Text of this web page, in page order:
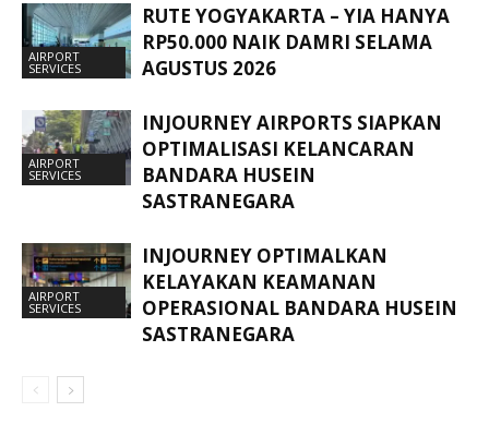
AIRPORT
SERVICES
RUTE YOGYAKARTA – YIA HANYA
RP50.000 NAIK DAMRI SELAMA
AGUSTUS 2026
AIRPORT
SERVICES
INJOURNEY AIRPORTS SIAPKAN
OPTIMALISASI KELANCARAN
BANDARA HUSEIN
SASTRANEGARA
AIRPORT
SERVICES
INJOURNEY OPTIMALKAN
KELAYAKAN KEAMANAN
OPERASIONAL BANDARA HUSEIN
SASTRANEGARA